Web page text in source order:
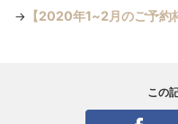
→ 【2020年1~2月のご予約
この